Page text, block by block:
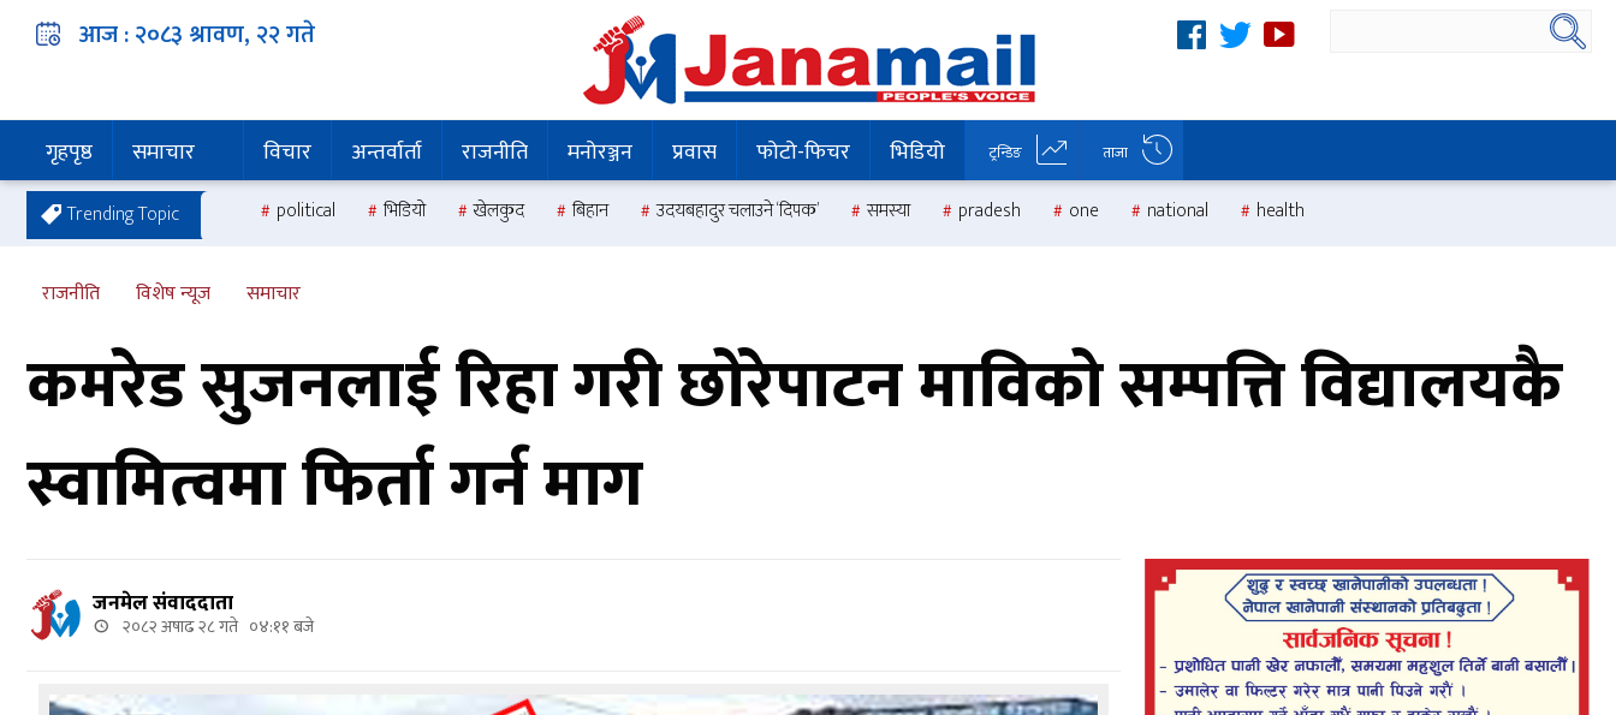
आज :२०८३ श्रावण, २२गते
गृहपृष्ठ समाचार विचार अन्तर्वार्ता राजनीति मनोरञ्जन प्रवास फोटो-फिचर भिडियो ट्रन्डिङ ताजा
Trending Topic political भिडियो खेलकुद बिहान उदयबहादुर चलाउने ‘दिपक’ समस्या pradesh one national health
राजनीति विशेष न्यूज समाचार
कमरेड सुजनलाई रिहा गरी छोरेपाटन माविको सम्पत्ति विद्यालयकै
स्वामित्वमा फिर्ता गर्न माग
जनमेल संवाददाता
२०८२ अषाढ २८ गते ०४:११ बजे